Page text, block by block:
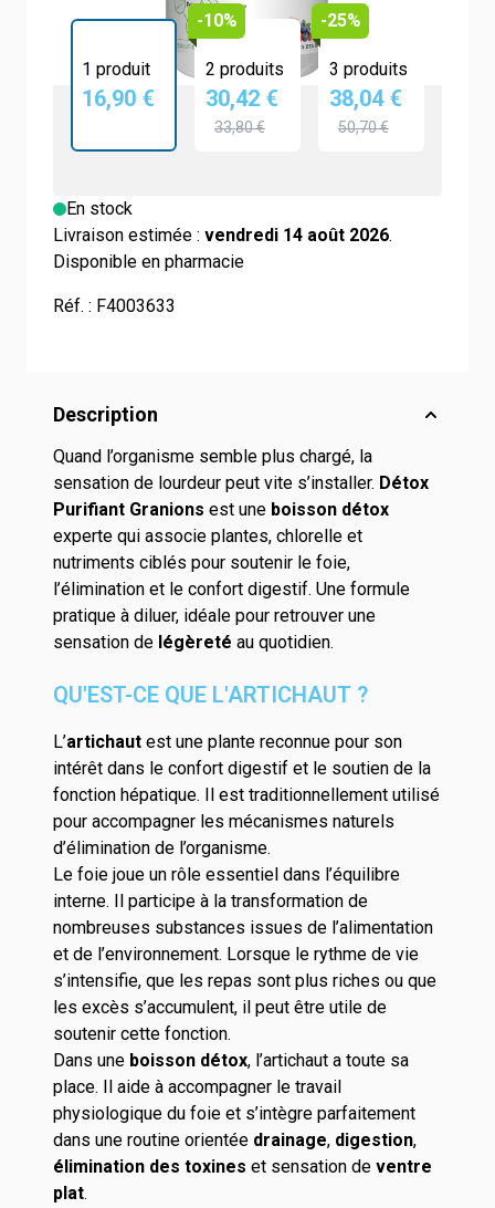
1 produit
16,90 €
-10%
2 produits
30,42 €
33,80 €
-25%
3 produits
38,04 €
50,70 €
En stock
Livraison estimée : vendredi 14 août 2026.
Disponible en pharmacie
Réf. : F4003633
Description
Quand l’organisme semble plus chargé, la
sensation de lourdeur peut vite s’installer. Détox
Purifiant Granions est une boisson détox
experte qui associe plantes, chlorelle et
nutriments ciblés pour soutenir le foie,
l’élimination et le confort digestif. Une formule
pratique à diluer, idéale pour retrouver une
sensation de légèreté au quotidien.
QU'EST-CE QUE L'ARTICHAUT ?
L’artichaut est une plante reconnue pour son
intérêt dans le confort digestif et le soutien de la
fonction hépatique. Il est traditionnellement utilisé
pour accompagner les mécanismes naturels
d’élimination de l’organisme.
Le foie joue un rôle essentiel dans l’équilibre
interne. Il participe à la transformation de
nombreuses substances issues de l’alimentation
et de l’environnement. Lorsque le rythme de vie
s’intensifie, que les repas sont plus riches ou que
les excès s’accumulent, il peut être utile de
soutenir cette fonction.
Dans une boisson détox, l’artichaut a toute sa
place. Il aide à accompagner le travail
physiologique du foie et s’intègre parfaitement
dans une routine orientée drainage, digestion,
élimination des toxines et sensation de ventre
plat.